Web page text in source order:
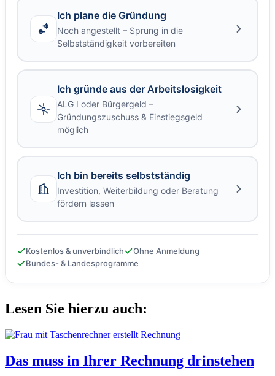
Ich plane die Gründung
Noch angestellt – Sprung in die
Selbstständigkeit vorbereiten
Ich gründe aus der Arbeitslosigkeit
ALG I oder Bürgergeld –
Gründungszuschuss & Einstiegsgeld
möglich
Ich bin bereits selbstständig
Investition, Weiterbildung oder Beratung
fördern lassen
Kostenlos & unverbindlich
Ohne Anmeldung
Bundes- & Landesprogramme
Lesen Sie hierzu auch:
Das muss in Ihrer Rechnung drinstehen